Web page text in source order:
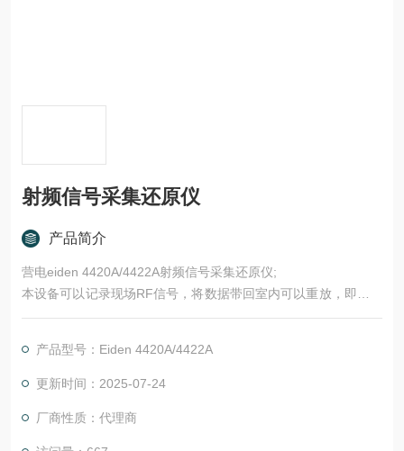
射频信号采集还原仪
产品简介
营电eiden 4420A/4422A射频信号采集还原仪;
本设备可以记录现场RF信号，将数据带回室内可以重放，即使在
工厂或研究室内也可以重现与现场一样的接收环境，可以确认接
产品型号：Eiden 4420A/4422A
更新时间：2025-07-24
厂商性质：代理商